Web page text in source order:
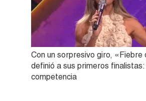
Con un sorpresivo giro, «Fiebre
definió a sus primeros
competencia